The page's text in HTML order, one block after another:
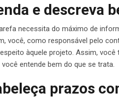
e descreva
necessita do máximo de
você, como responsável pelo
àquele projeto. Assim,
entende bem do que se trata.
prazos